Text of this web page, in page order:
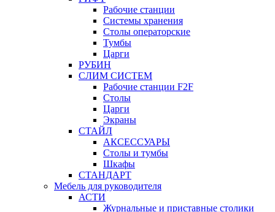
Рабочие станции
Системы хранения
Столы операторские
Тумбы
Царги
РУБИН
СЛИМ СИСТЕМ
Рабочие станции F2F
Столы
Царги
Экраны
СТАЙЛ
АКСЕССУАРЫ
Столы и тумбы
Шкафы
СТАНДАРТ
Мебель для руководителя
АСТИ
Журнальные и приставные столики